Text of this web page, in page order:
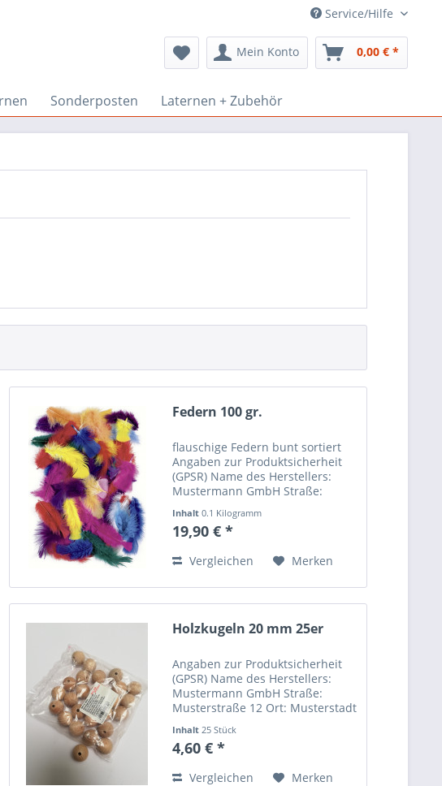
Service/Hilfe
Mein Konto 0,00 € *
Sonderposten Laternen + Zubehör
Federn 100 gr.
flauschige Federn bunt sortiert
Angaben zur Produktsicherheit
(GPSR) Name des Herstellers:
Mustermann GmbH Straße:
Telefonnummer: +49 123 456789
Email-Adresse:
Inhalt0.1 Kilogramm
(199,00 € * / 1 Kilogramm)
19,90 € *
Vergleichen Merken
Holzkugeln 20 mm 25er
Angaben zur Produktsicherheit
(GPSR) Name des Herstellers:
Mustermann GmbH Straße:
Musterstraße 12 Ort: Musterstadt
Email-Adresse:
info@mustermann.de
Inhalt 25 Stück
4,60 € *
Vergleichen Merken